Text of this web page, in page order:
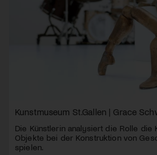
Kunstmuseum St.Gallen | Grace
Die Künstlerin analysiert die Rolle die
Objekte bei der Konstruktion von
spielen.